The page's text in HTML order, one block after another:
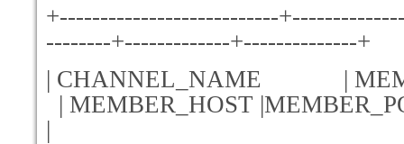
+---------------------------
--------+-------------+--------------+
| CHANNEL_NAME
| MEMBER_HOST
|